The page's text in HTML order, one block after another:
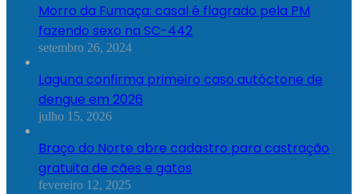
Morro da Fumaça: casal é flagrado pela PM
fazendo sexo na SC-442
setembro 26, 2024
Laguna confirma primeiro caso autóctone de
dengue em 2026
julho 15, 2026
Braço do Norte abre cadastro para castração
gratuita de cães e gatos
fevereiro 12, 2025